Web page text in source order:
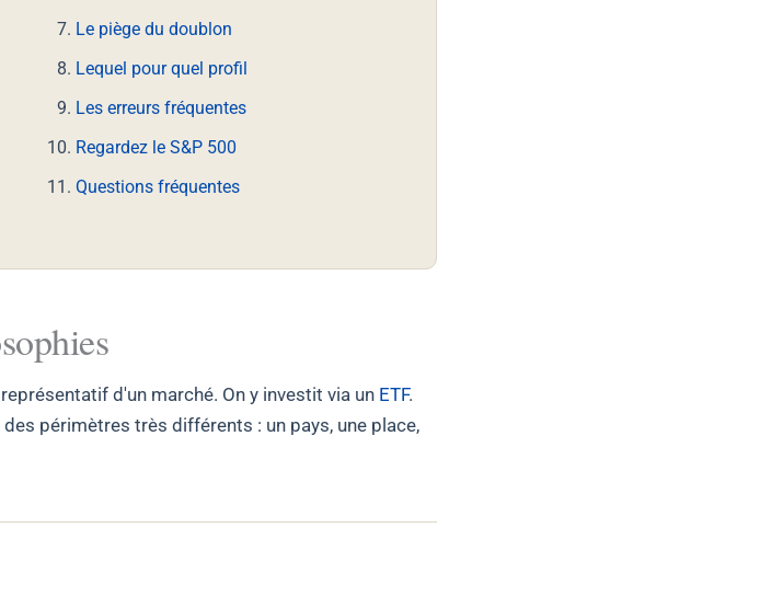
Le piège du doublon
Lequel pour quel profil
Les erreurs fréquentes
Regardez le S&P 500
Questions fréquentes
d'un marché. On y investit via un ETF.
périmètres très différents : un pays, une place,